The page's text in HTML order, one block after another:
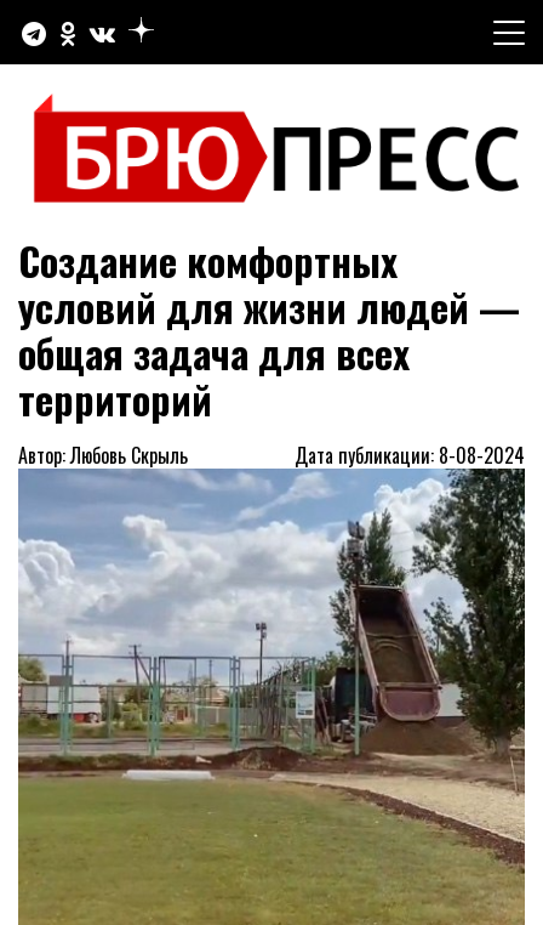
содержимому
БРЮПРЕСС
Официальный сайт газеты "Брюховецкие новости"
Создание комфортных
условий для жизни людей —
общая задача для всех
территорий
Автор: Любовь Скрыль Дата публикации: 8-08-2024